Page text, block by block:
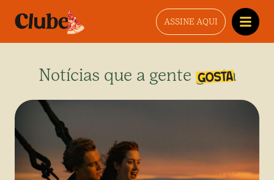
ASSINE AQUI
Notícias que a gente gosta